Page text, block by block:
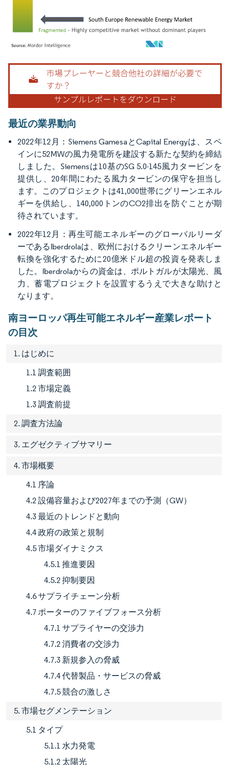
画像 © Mordor Intelligence。再利用にはCC BY 4.0の表示が必要です。
最近の業界動向
2022年12月：Siemens GamesaとCapital Energyは、スペ
インに52MWの風力発電所を建設する新たな契約を締結
しました。Siemensは10基のSG 5.0-145風力タービンを
提供し、20年間にわたる風力タービンの保守を担当し
ます。このプロジェクトは41,000世帯にグリーンエネル
ギーを供給し、140,000トンのCO2排出を防ぐことが期
待されています。
2022年12月：再生可能エネルギーのグローバルリーダ
ーであるIberdrolaは、欧州におけるクリーンエネルギー
転換を強化するために20億米ドル超の投資を発表しま
した。Iberdrolaからの資金は、ポルトガルが太陽光、風
力、蓄電プロジェクトを設置するうえで大きな助けと
なります。
南ヨーロッパ再生可能エネルギー産業レポート
の目次
1. はじめに
1.1 調査範囲
1.2 市場定義
1.3 調査前提
2. 調査方法論
3. エグゼクティブサマリー
4. 市場概要
4.1 序論
4.2 設備容量および2027年までの予測（GW）
4.3 最近のトレンドと動向
4.4 政府の政策と規制
4.5 市場ダイナミクス
4.5.1 推進要因
4.5.2 抑制要因
4.6 サプライチェーン分析
4.7 ポーターのファイブフォース分析
4.7.1 サプライヤーの交渉力
4.7.2 消費者の交渉力
4.7.3 新規参入の脅威
4.7.4 代替製品・サービスの脅威
4.7.5 競合の激しさ
5. 市場セグメンテーション
5.1 タイプ
5.1.1 水力発電
5.1.2 太陽光